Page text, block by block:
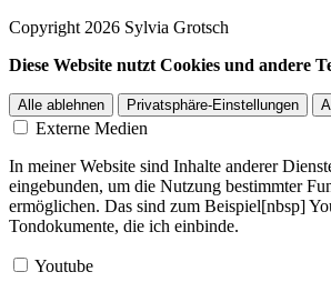
Copyright 2026 Sylvia Grotsch
Diese Website nutzt Cookies und andere
Alle ablehnen Privatsphäre-Einstellungen
Externe Medien
In meiner Website sind Inhalte anderer
eingebunden, um die Nutzung bestimmter
ermöglichen. Das sind zum Beispiel[nbsp]
Tondokumente, die ich einbinde.
Youtube